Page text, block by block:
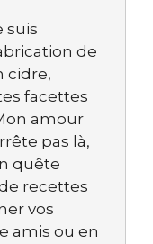
suis
de
cidre,
facettes
amour
pas là,
quête
recettes
vos
amis ou en